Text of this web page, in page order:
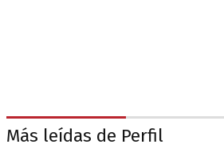
Más leídas de Perfil